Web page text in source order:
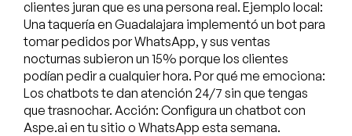
clientes juran que es una persona real. Ejemplo local:
Una taquería en Guadalajara implementó un bot para
tomar pedidos por WhatsApp, y sus ventas
nocturnas subieron un 15% porque los clientes
podían pedir a cualquier hora. Por qué me emociona:
Los chatbots te dan atención 24/7 sin que tengas
que trasnochar. Acción: Configura un chatbot con
Aspe.ai en tu sitio o WhatsApp esta semana.